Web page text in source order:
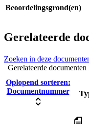
Beoordelingsgrond(en)
Gerelateerde
Zoeken in deze
Gerelateerde documenten
Oplopend sorteren:
Documentnummer